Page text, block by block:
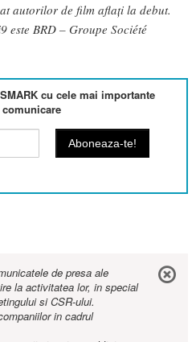
autorilor de film aflați la debut.
este BRD – Groupe Société
cu cele mai importante
de presa ale
la activitatea lor, in special
si CSR-ului.
in cadrul